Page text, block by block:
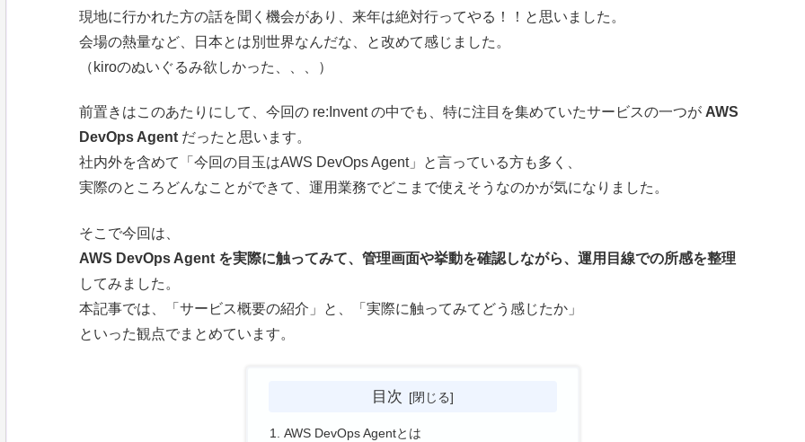
現地に行かれた方の話を聞く機会があり、来年は絶対行ってやる！！と思いました。
会場の熱量など、日本とは別世界なんだな、と改めて感じました。
（kiroのぬいぐるみ欲しかった、、、）
前置きはこのあたりにして、今回の re:Invent の中でも、特に注目を集めていたサービスの一つが AWS
DevOps Agentだったと思います。
社内外を含めて「今回の目玉はAWS DevOps Agent」と言っている方も多く、
実際のところどんなことができて、運用業務でどこまで使えそうなのかが気になりました。
そこで今回は、
AWS DevOps Agent を実際に触ってみて、管理画面や挙動を確認しながら、運用目線での所感を整理
してみました。
本記事では、「サービス概要の紹介」と、「実際に触ってみてどう感じたか」
といった観点でまとめています。
目次
AWS DevOps Agentとは